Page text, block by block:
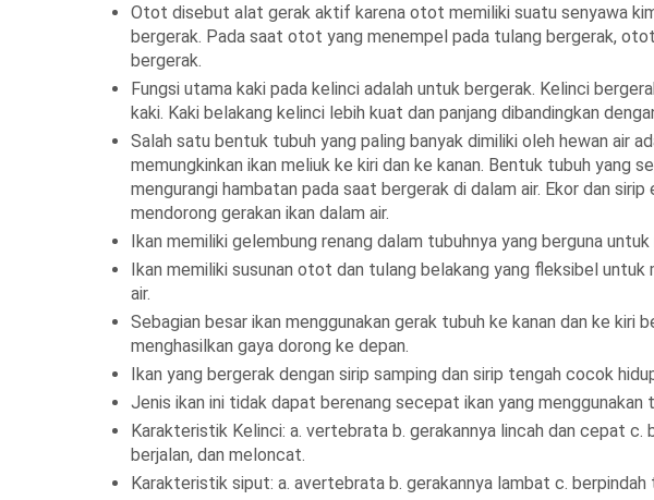
Otot disebut alat gerak aktif karena otot memiliki suatu senyawa
bergerak. Pada saat otot yang menempel pada tulang bergerak,
bergerak.
Fungsi utama kaki pada kelinci adalah untuk bergerak. Kelinci
kaki. Kaki belakang kelinci lebih kuat dan panjang dibandingkan
Salah satu bentuk tubuh yang paling banyak dimiliki oleh hewan air
memungkinkan ikan meliuk ke kiri dan ke kanan. Bentuk tubuh yang
mengurangi hambatan pada saat bergerak di dalam air. Ekor dan
mendorong gerakan ikan dalam air.
Ikan memiliki gelembung renang dalam tubuhnya yang berguna
Ikan memiliki susunan otot dan tulang belakang yang fleksibel untuk
air.
Sebagian besar ikan menggunakan gerak tubuh ke kanan dan ke kiri
menghasilkan gaya dorong ke depan.
Ikan yang bergerak dengan sirip samping dan sirip tengah cocok
Jenis ikan ini tidak dapat berenang secepat ikan yang menggunakan
Karakteristik Kelinci: a. vertebrata b. gerakannya lincah dan cepat c.
berjalan, dan meloncat.
Karakteristik siput: a. avertebrata b. gerakannya lambat c.